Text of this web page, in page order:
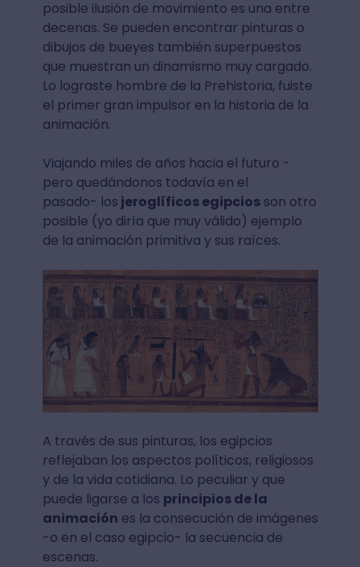
posible ilusión de movimiento es una entre
decenas. Se pueden encontrar pinturas o
dibujos de bueyes también superpuestos
que muestran un dinamismo muy cargado.
Lo lograste hombre de la Prehistoria, fuiste
el primer gran impulsor en la historia de la
animación.
Viajando miles de años hacia el futuro -
pero quedándonos todavía en el
pasado- los jeroglíficos egipciosson otro
posible (yo diría que muy válido) ejemplo
de la animación primitiva y sus raíces.
A través de sus pinturas, los egipcios
reflejaban los aspectos políticos, religiosos
y de la vida cotidiana. Lo peculiar y que
puede ligarse a los principios de la
animación es la consecución de imágenes
-o en el caso egipcio- la secuencia de
escenas.